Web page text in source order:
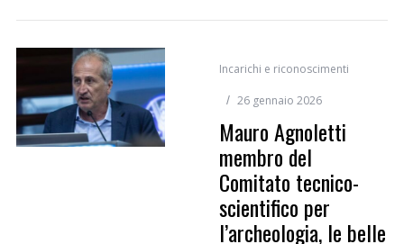
Incarichi e riconoscimenti
26 gennaio 2026
Mauro Agnoletti
membro del
Comitato tecnico-
scientifico per
l’archeologia, le belle